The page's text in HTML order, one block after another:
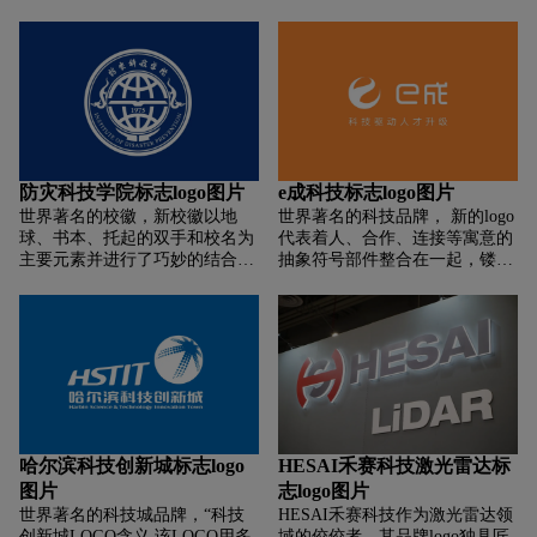
的全新的标志，字体，视觉识别
频，是最丰富、最具价值的信息
源，如同眼睛是人最重要的感知
器官。人们对视频监控的诉求，
曾经是看得更久、更远、更清晰;
变革越过拐点，对世界精准洞察
现实、把握趋势，为客户提供智
慧的辅助判断，步步为营达到事
恒』的前沿探索并以实践持续落
地。
化的定位品牌理念，再注入企业
积极向上的拼搏，勇于创新的企
形。整个logo图形，呈现出来的
是一个世界的世字，演变的超级
LOGO图形符号，尖锐的图形笔
画，像是机床的钻头，又像自由
飞翔的燕子，寓意世工像太阳一
防灾科技学院标志logo图片
世界著名的校徽，新校徽以地
球、书本、托起的双手和校名为
主要元素并进行了巧妙的结合和
野；书本代表了教书育人，打开
的书本又像是一只展翅高飞的海
鸥，寓意着学院的向上精神，也
象征着学院飞跃巅峰；托着的双
责任和担当；地动仪代表着学院
对防灾减灾科技的探索与研究，
也代表着学院的严谨、权威、专
业；校徽以蓝色为标准色，给人
e成科技标志logo图片
世界著名的科技品牌， 新的logo
代表着人、合作、连接等寓意的
抽象符号部件整合在一起，镂空
宽度等细节处理，让图形的外形
完整且流畅，并交叠出前后层
次。继承logo的圆形骨架，将
“Ifchange”产品字体进行设计升
级，小写字体增强字体可识别
性，并对每个字母进行细节处理
和间距调整，使图形和文字达到
高度和谐统一。新logo象征着e成
科技对未来的期望——传统的雇
佣合作会成长为更人性化的任务
与人的连接，我们将更关注人性
哈尔滨科技创新城标志logo
图片
世界著名的科技城品牌，“科技
HESAI禾赛科技激光雷达标
志logo图片
HESAI禾赛科技作为激光雷达领